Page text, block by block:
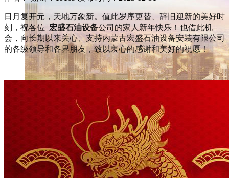
日月复开元，天地万象新。值此岁序更替、辞旧迎新的美好时
刻，祝各位 宏盛石油设备公司的家人新年快乐！也借此机
会，向长期以来关心、支持内蒙古宏盛石油设备安装有限公司
的各级领导和各界朋友，致以衷心的感谢和美好的祝愿！